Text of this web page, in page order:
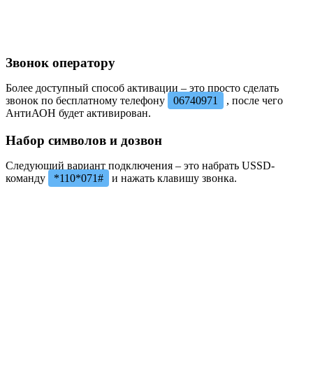
Звонок оператору
Более доступный способ активации – это просто сделать
звонок по бесплатному телефону
06740971
, после чего
АнтиАОН будет активирован.
Набор символов и дозвон
Следующий вариант подключения – это набрать USSD-
команду
*110*071# и нажать клавишу звонка.